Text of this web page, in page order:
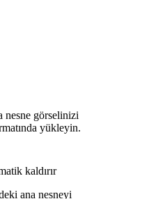
nesne görselinizi
yükleyin.
kaldırır
ana nesneyi